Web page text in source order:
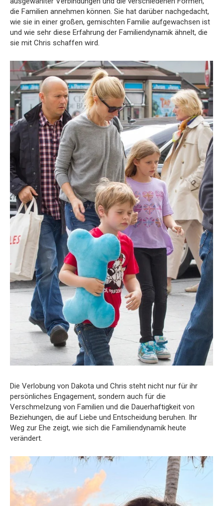
die Familien annehmen können. Sie hat darüber nachgedacht,
wie sie in einer großen, gemischten Familie aufgewachsen ist
und wie sehr diese Erfahrung der Familiendynamik ähnelt, die
sie mit Chris schaffen wird.
Die Verlobung von Dakota und Chris steht nicht nur für ihr
persönliches Engagement, sondern auch für die
Verschmelzung von Familien und die Dauerhaftigkeit von
Beziehungen, die auf Liebe und Entscheidung beruhen. Ihr
Weg zur Ehe zeigt, wie sich die Familiendynamik heute
verändert.